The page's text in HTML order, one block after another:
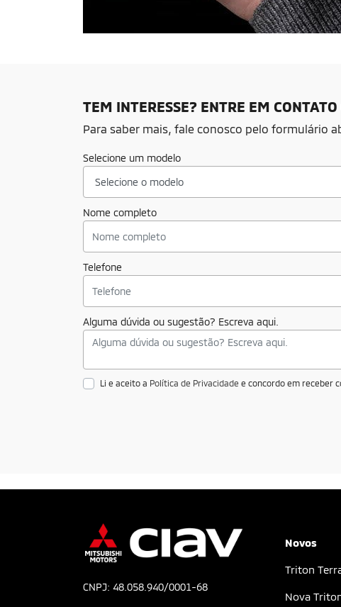
TEM INTERESSE? ENTRE EM CONTATO
Para saber mais, fale conosco pelo formulário
Selecione um modelo
Nome completo
Telefone
Alguma dúvida ou sugestão? Escreva aqui.
Li e aceito a Política de Privacidade e concordo em receber
CNPJ: 48.058.940/0001-68
Novos
Triton
Nova